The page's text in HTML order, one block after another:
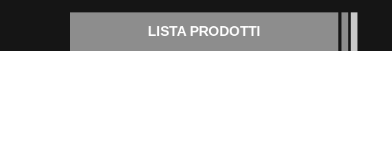
LISTA PRODOTTI